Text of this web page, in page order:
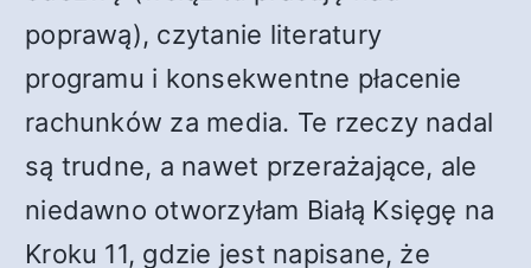
poprawą), czytanie literatury
programu i konsekwentne płacenie
rachunków za media. Te rzeczy nadal
są trudne, a nawet przerażające, ale
niedawno otworzyłam Białą Księgę na
Kroku 11, gdzie jest napisane, że